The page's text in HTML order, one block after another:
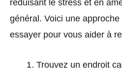
réduisant le stress et en
général. Voici une
essayer pour vous aider à
Trouvez un endroit